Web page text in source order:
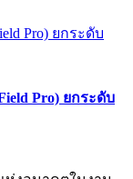
Pro) ยกระดับ
Pro) ยกระดับ